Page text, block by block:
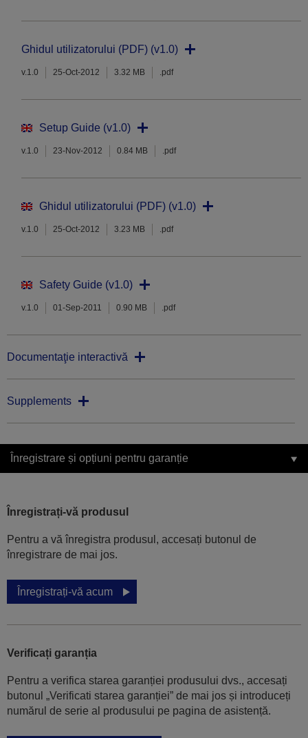
Ghidul utilizatorului (PDF) (v1.0)
v.1.0 25-Oct-2012 3.32 MB .pdf
Setup Guide (v1.0)
v.1.0 23-Nov-2012 0.84 MB .pdf
Ghidul utilizatorului (PDF) (v1.0)
v.1.0 25-Oct-2012 3.23 MB .pdf
Safety Guide (v1.0)
v.1.0 01-Sep-2011 0.90 MB .pdf
Documentaţie interactivă
Supplements
Înregistrare și opțiuni pentru garanție
Înregistrați-vă produsul
Pentru a vă înregistra produsul, accesați butonul de
înregistrare de mai jos.
Înregistrați-vă acum
Verificați garanția
Pentru a verifica starea garanției produsului dvs., accesați
butonul „Verificati starea garanției” de mai jos și introduceți
numărul de serie al produsului pe pagina de asistență.